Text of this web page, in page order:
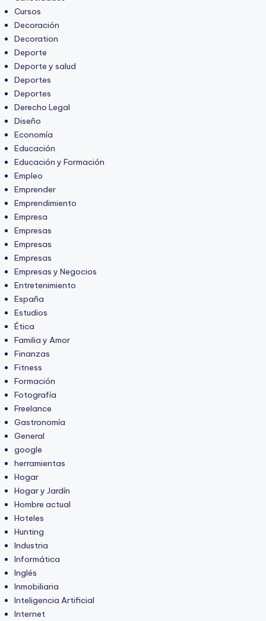
Cursos
Decoración
Decoration
Deporte
Deporte y salud
Deportes
Deportes
Derecho Legal
Diseño
Economía
Educación
Educación y Formación
Empleo
Emprender
Emprendimiento
Empresa
Empresas
Empresas
Empresas
Empresas y Negocios
Entretenimiento
España
Estudios
Ética
Familia y Amor
Finanzas
Fitness
Formación
Fotografía
Freelance
Gastronomía
General
google
herramientas
Hogar
Hogar y Jardín
Hombre actual
Hoteles
Hunting
Industria
Informática
Inglés
Inmobiliaria
Inteligencia Artificial
Internet